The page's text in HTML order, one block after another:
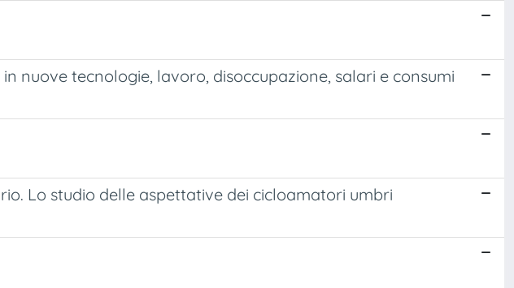
nuove tecnologie, lavoro, disoccupazione, salari e consumi
Lo studio delle aspettative dei cicloamatori umbri